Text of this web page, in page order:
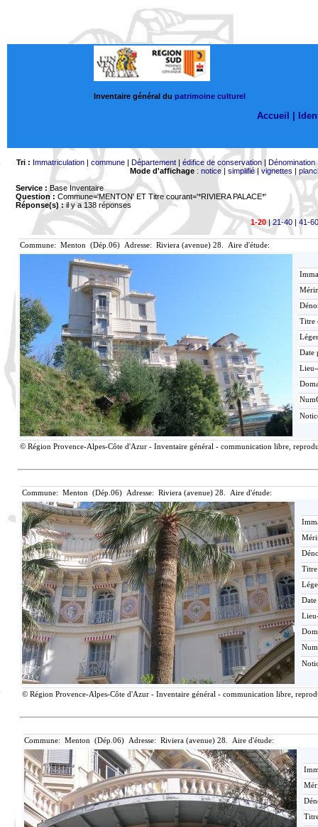
Inventaire général du patrimoine culturel
Accueil |
Tri : Immatriculation| commune| Département| édifice de conservation| Dénomination
Mode d'affichage: notice| simplifié|vignettes |
Service : Base Inventaire
Question : Commune='MENTON' ET Titre courant='*RIVIERA PALACE*'
Réponse(s) :il y a 138 réponses
1-20|21-40 | 41-60
Commune: Menton (Dép.06) Adresse: Riviera (avenue) 28. Aire d'étude:
Titre
Date
© Région Provence-Alpes-Côte d'Azur - Inventaire général - communication libre,
Commune: Menton (Dép.06) Adresse: Riviera (avenue) 28. Aire d'étude:
© Région Provence-Alpes-Côte d'Azur - Inventaire général - communication libre,
Commune: Menton (Dép.06) Adresse: Riviera (avenue) 28. Aire d'étude: